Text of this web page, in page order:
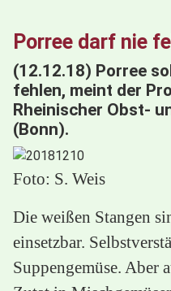
Porree darf nie
(12.12.18) Porree
fehlen, meint der
Rheinischer Obst-
(Bonn).
Foto: S. Weis
Die weißen Stangen
einsetzbar.
Suppengemüse. Aber